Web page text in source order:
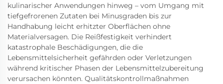
kulinarischer Anwendungen hinweg – vom Umgang mit
tiefgefrorenen Zutaten bei Minusgraden bis zur
Handhabung leicht erhitzter Oberflächen ohne
Materialversagen. Die Reißfestigkeit verhindert
katastrophale Beschädigungen, die die
Lebensmittelsicherheit gefährden oder Verletzungen
während kritischer Phasen der Lebensmittelzubereitung
verursachen könnten. Qualitätskontrollmaßnahmen